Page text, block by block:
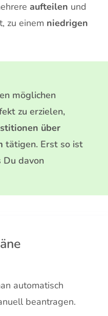
aufteilen und
zu einem niedrigen
möglichen
zu erzielen,
über
tätigen. Erst so ist
davon
automatisch
beantragen.